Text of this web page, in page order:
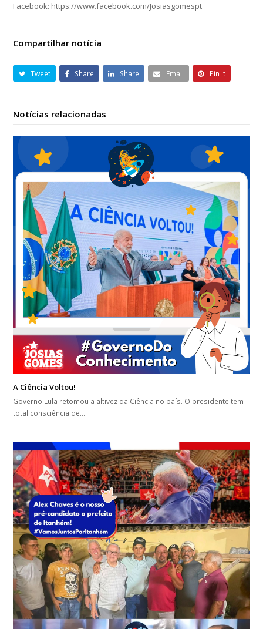
Facebook: https://www.facebook.com/Josiasgomespt
Compartilhar notícia
Tweet Share Share Email Pin It
Notícias relacionadas
A Ciência Voltou!
Governo Lula retomou a altivez da Ciência no país. O presidente tem
total consciência de…